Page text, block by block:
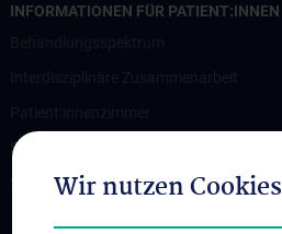
INFORMATIONEN FÜR PATIENT:INNEN
Serviceleistungen
Spezialgebiete
Wir nutzen Cookies